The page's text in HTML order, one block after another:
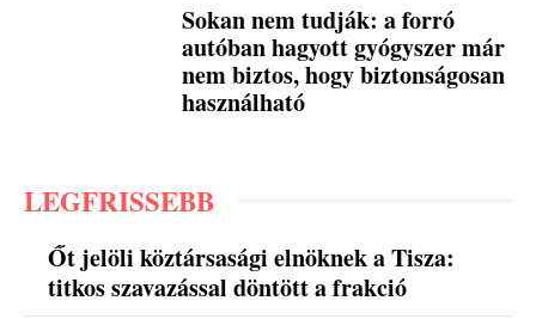
Sokan nem tudják: a forró
autóban hagyott gyógyszer már
nem biztos, hogy biztonságosan
használható
LEGFRISSEBB
Őt jelöli köztársasági elnöknek a Tisza:
titkos szavazással döntött a frakció